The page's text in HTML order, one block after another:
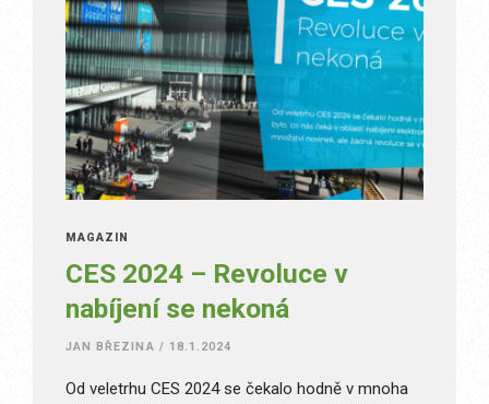
MAGAZÍN
CES 2024 – Revoluce v
nabíjení se nekoná
JAN BŘEZINA / 18.1.2024
Od veletrhu CES 2024 se čekalo hodně v mnoha